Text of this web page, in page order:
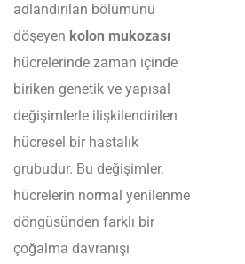
adlandırılan bölümünü
döşeyen kolon mukozası
hücrelerinde zaman içinde
biriken genetik ve yapısal
değişimlerle ilişkilendirilen
hücresel bir hastalık
grubudur. Bu değişimler,
hücrelerin normal yenilenme
döngüsünden farklı bir
çoğalma davranışı